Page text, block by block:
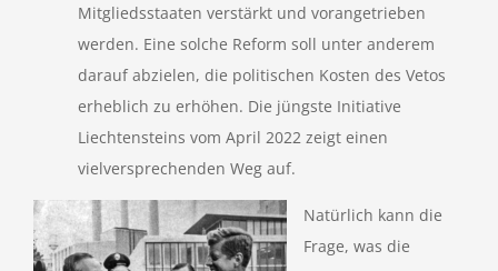
Mitgliedsstaaten verstärkt und vorangetrieben
werden. Eine solche Reform soll unter anderem
darauf abzielen, die politischen Kosten des Vetos
erheblich zu erhöhen. Die jüngste Initiative
Liechtensteins vom April 2022 zeigt einen
vielversprechenden Weg auf.
Natürlich kann die
Frage, was die